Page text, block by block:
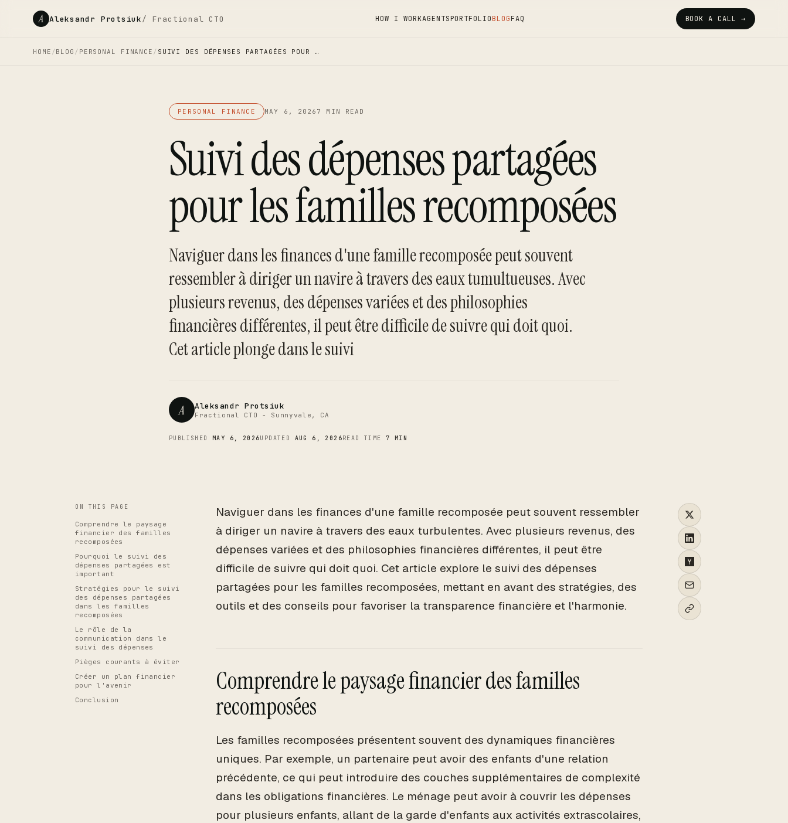
A Aleksandr Protsiuk/ Fractional CTO HOW I WORKAGENTSPORTFOLIOBLOGFAQ BOOK A CALL →
HOME /BLOG / PERSONAL FINANCE / SUIVI DES DÉPENSES PARTAGÉES POUR …
PERSONAL FINANCE MAY 6, 2026 7 MIN READ
Suivi des dépenses partagées
pour les familles recomposées
Naviguer dans les finances d'une famille recomposée peut souvent
ressembler à diriger un navire à travers des eaux tumultueuses. Avec
plusieurs revenus, des dépenses variées et des philosophies
financières différentes, il peut être difficile de suivre qui doit quoi.
Cet article plonge dans le suivi
A Aleksandr Protsiuk
Fractional CTO - Sunnyvale, CA
PUBLISHED MAY 6, 2026UPDATED AUG 6, 2026READ TIME7 MIN
CTO
ON THIS PAGE
Comprendre le paysage
financier des familles
recomposées
Pourquoi le suivi des
dépenses partagées est
important
Stratégies pour le suivi
des dépenses partagées
dans les familles
recomposées
Le rôle de la
communication dans le
suivi des dépenses
Pièges courants à éviter
Créer un plan financier
pour l'avenir
Conclusion
Naviguer dans les finances d'une famille recomposée peut souvent ressembler
à diriger un navire à travers des eaux turbulentes. Avec plusieurs revenus, des
dépenses variées et des philosophies financières différentes, il peut être
difficile de suivre qui doit quoi. Cet article explore le suivi des dépenses
partagées pour les familles recomposées, mettant en avant des stratégies, des
outils et des conseils pour favoriser la transparence financière et l'harmonie.
Comprendre le paysage financier des familles
recomposées
Les familles recomposées présentent souvent des dynamiques financières
uniques. Par exemple, un partenaire peut avoir des enfants d'une relation
précédente, ce qui peut introduire des couches supplémentaires de complexité
dans les obligations financières. Le ménage peut avoir à couvrir les dépenses
pour plusieurs enfants, allant de la garde d'enfants aux activités extrascolaires,